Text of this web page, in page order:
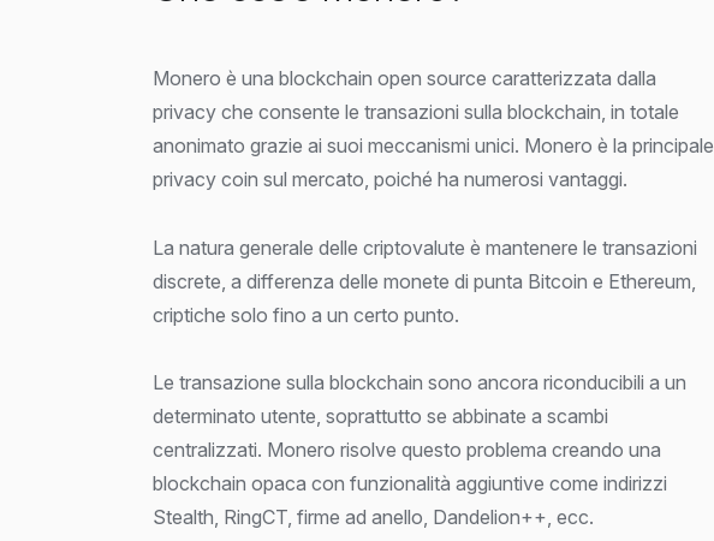
Monero è una blockchain open source caratterizzata dalla
privacy che consente le transazioni sulla blockchain, in totale
anonimato grazie ai suoi meccanismi unici. Monero è la principale
privacy coin sul mercato, poiché ha numerosi vantaggi.
La natura generale delle criptovalute è mantenere le transazioni
discrete, a differenza delle monete di punta Bitcoin e Ethereum,
criptiche solo fino a un certo punto.
Le transazione sulla blockchain sono ancora riconducibili a un
determinato utente, soprattutto se abbinate a scambi
centralizzati. Monero risolve questo problema creando una
blockchain opaca con funzionalità aggiuntive come indirizzi
Stealth, RingCT, firme ad anello, Dandelion++, ecc.